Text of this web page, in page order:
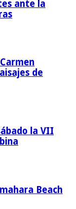
ante la
de
la VII
Beach